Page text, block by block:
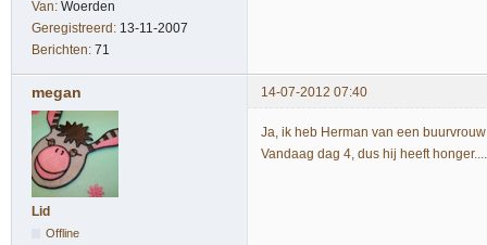
Van: Woerden
Geregistreerd: 13-11-2007
Berichten: 71
megan 14-07-2012 07:40
Lid
Offline
Ja, ik heb Herman van een
Vandaag dag 4, dus hij heeft honger....